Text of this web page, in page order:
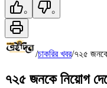
০ ০
/চাকরির খবর/৭২৫ জনকে
৭২৫ জনকে নিয়োগ